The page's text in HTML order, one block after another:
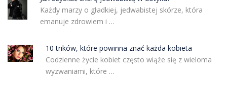
Każdy marzy o gładkiej, jedwabistej skórze, która
emanuje zdrowiem i …
10 trików, które powinna znać każda kobieta
Codzienne życie kobiet często wiąże się z wieloma
wyzwaniami, które …